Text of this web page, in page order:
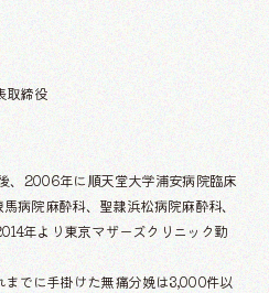
取締役
、2006年に順天堂大学浦安病院臨床
病院麻酔科、聖隷浜松病院麻酔科、
年より東京マザーズクリニック勤
でに手掛けた無痛分娩は3,000件以